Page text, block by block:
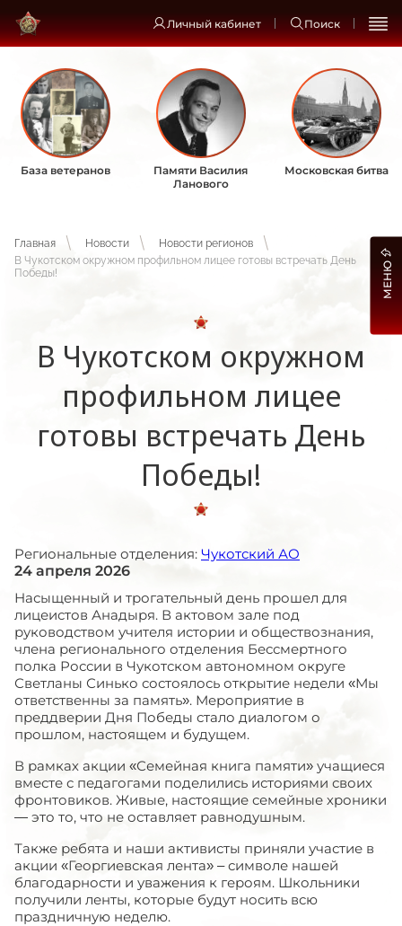
Личный кабинет Поиск
База ветеранов
Памяти Василия
Ланового
Московская битва
Главная Новости
Новости регионов
В Чукотском окружном профильном лицее готовы встречать День
Победы!
В Чукотском окружном
профильном лицее
готовы встречать День
Победы!
Региональные отделения: Чукотский АО
24 апреля 2026
Насыщенный и трогательный день прошел для
лицеистов Анадыря. В актовом зале под
руководством учителя истории и обществознания,
члена регионального отделения Бессмертного
полка России в Чукотском автономном округе
Светланы Синько состоялось открытие недели «Мы
ответственны за память». Мероприятие в
преддверии Дня Победы стало диалогом о
прошлом, настоящем и будущем.
В рамках акции «Семейная книга памяти» учащиеся
вместе с педагогами поделились историями своих
фронтовиков. Живые, настоящие семейные хроники
— это то, что не оставляет равнодушным.
Также ребята и наши активисты приняли участие в
акции «Георгиевская лента» – символе нашей
благодарности и уважения к героям. Школьники
получили ленты, которые будут носить всю
праздничную неделю.
МЕНЮ